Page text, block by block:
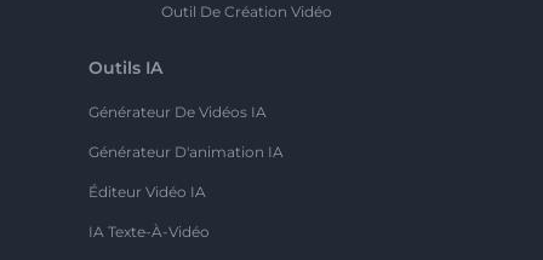
Outil De Création Vidéo
Outils IA
Générateur De Vidéos IA
Générateur D'animation IA
Éditeur Vidéo IA
IA Texte-À-Vidéo